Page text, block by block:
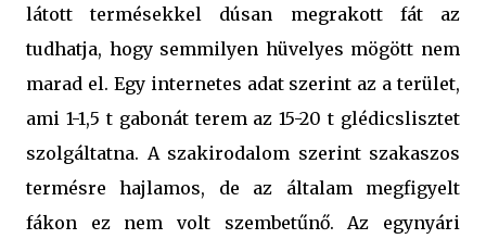
látott termésekkel dúsan megrakott fát az
tudhatja, hogy semmilyen hüvelyes mögött nem
marad el. Egy internetes adat szerint az a terület,
ami 1-1,5 t gabonát terem az 15-20 t glédicslisztet
szolgáltatna. A szakirodalom szerint szakaszos
termésre hajlamos, de az általam megfigyelt
fákon ez nem volt szembetűnő. Az egynyári